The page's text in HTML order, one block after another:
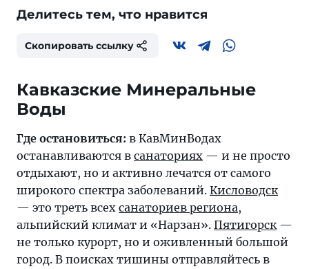
Делитесь тем, что нравится
Скопировать ссылку
Кавказские Минеральные
Где остановиться: в КавМинВодах
останавливаются в санаториях — и не просто
отдыхают, но и активно лечатся от самого
широкого спектра заболеваний. Кисловодск
— это треть всех санаториев региона,
альпийский климат и «Нарзан». Пятигорск—
не только курорт, но и оживленный большой
город. В поисках тишины отправляйтесь в